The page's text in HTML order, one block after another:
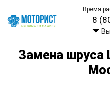
Время
8
Замена шруса